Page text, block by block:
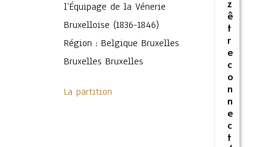
l’Équipage de la Vénerie
Bruxelloise (1836-1846)
Région : Belgique Bruxelles
Bruxelles Bruxelles
La partition
z
ê
t
r
e
c
o
n
n
e
c
t